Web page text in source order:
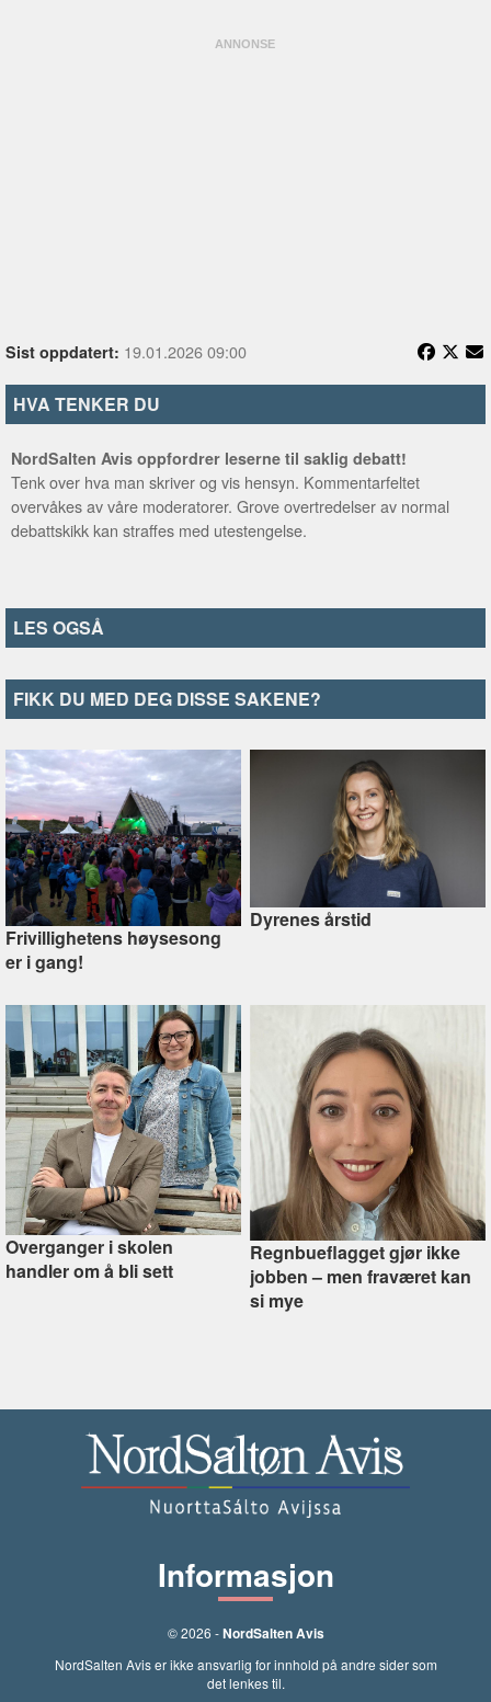
Sist oppdatert: 19.01.2026 09:00
HVA TENKER DU
NordSalten Avis oppfordrer leserne til saklig debatt!
Tenk over hva man skriver og vis hensyn. Kommentarfeltet
overvåkes av våre moderatorer. Grove overtredelser av normal
debattskikk kan straffes med utestengelse.
LES OGSÅ
FIKK DU MED DEG DISSE SAKENE?
Frivillighetens høysesong
er i gang!
Dyrenes årstid
Overganger i skolen
handler om å bli sett
Regnbueflagget gjør ikke
jobben –⁠ men fraværet kan
si mye
Informasjon
© 2026 -NordSalten Avis
NordSalten Avis er ikke ansvarlig for innhold på andre sider som
det lenkes til.